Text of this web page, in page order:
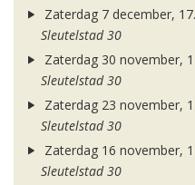
Zaterdag 7 december,
Sleutelstad 30
Zaterdag 30 november,
Sleutelstad 30
Zaterdag 23 november,
Sleutelstad 30
Zaterdag 16 november,
Sleutelstad 30